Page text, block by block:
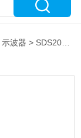
示波器 > SDS2072X Plus鼎阳数字示波器